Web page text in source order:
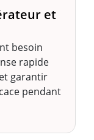
et
besoin
rapide
garantir
pendant